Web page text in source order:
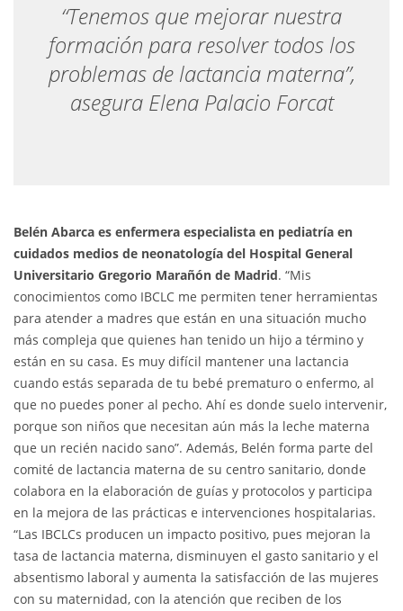
“Tenemos que mejorar nuestra
formación para resolver todos los
problemas de lactancia materna”,
asegura Elena Palacio Forcat
Belén Abarca es enfermera especialista en pediatría en
cuidados medios de neonatología del Hospital General
Universitario Gregorio Marañón de Madrid. “Mis
conocimientos como IBCLC me permiten tener herramientas
para atender a madres que están en una situación mucho
más compleja que quienes han tenido un hijo a término y
están en su casa. Es muy difícil mantener una lactancia
cuando estás separada de tu bebé prematuro o enfermo, al
que no puedes poner al pecho. Ahí es donde suelo intervenir,
porque son niños que necesitan aún más la leche materna
que un recién nacido sano”. Además, Belén forma parte del
comité de lactancia materna de su centro sanitario, donde
colabora en la elaboración de guías y protocolos y participa
en la mejora de las prácticas e intervenciones hospitalarias.
“Las IBCLCs producen un impacto positivo, pues mejoran la
tasa de lactancia materna, disminuyen el gasto sanitario y el
absentismo laboral y aumenta la satisfacción de las mujeres
con su maternidad, con la atención que reciben de los